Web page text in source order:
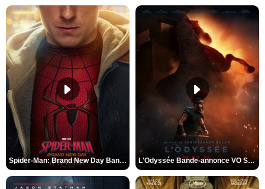
Spider-Man: Brand New Day Bande-annonce VO STFR L'Odyssée Bande-annonce VO STFR